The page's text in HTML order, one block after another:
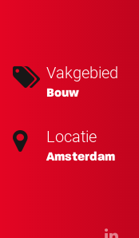
Vakgebied
Bouw
Locatie
Amsterdam